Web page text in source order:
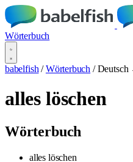
Wörterbuch
babelfish / Wörterbuch /
alles löschen
Wörterbuch
alles löschen